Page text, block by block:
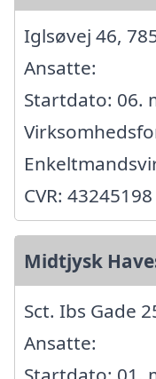
Iglsøvej 46,
Ansatte:
Startdato: 06.
CVR: 43245198
Midtjysk
Sct. Ibs Gade
Ansatte: